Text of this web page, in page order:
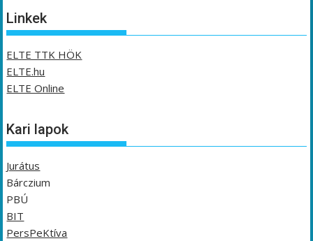
Linkek
ELTE TTK HÖK
ELTE.hu
ELTE Online
Kari lapok
Jurátus
Bárczium
PBÚ
BIT
PersPeKtíva